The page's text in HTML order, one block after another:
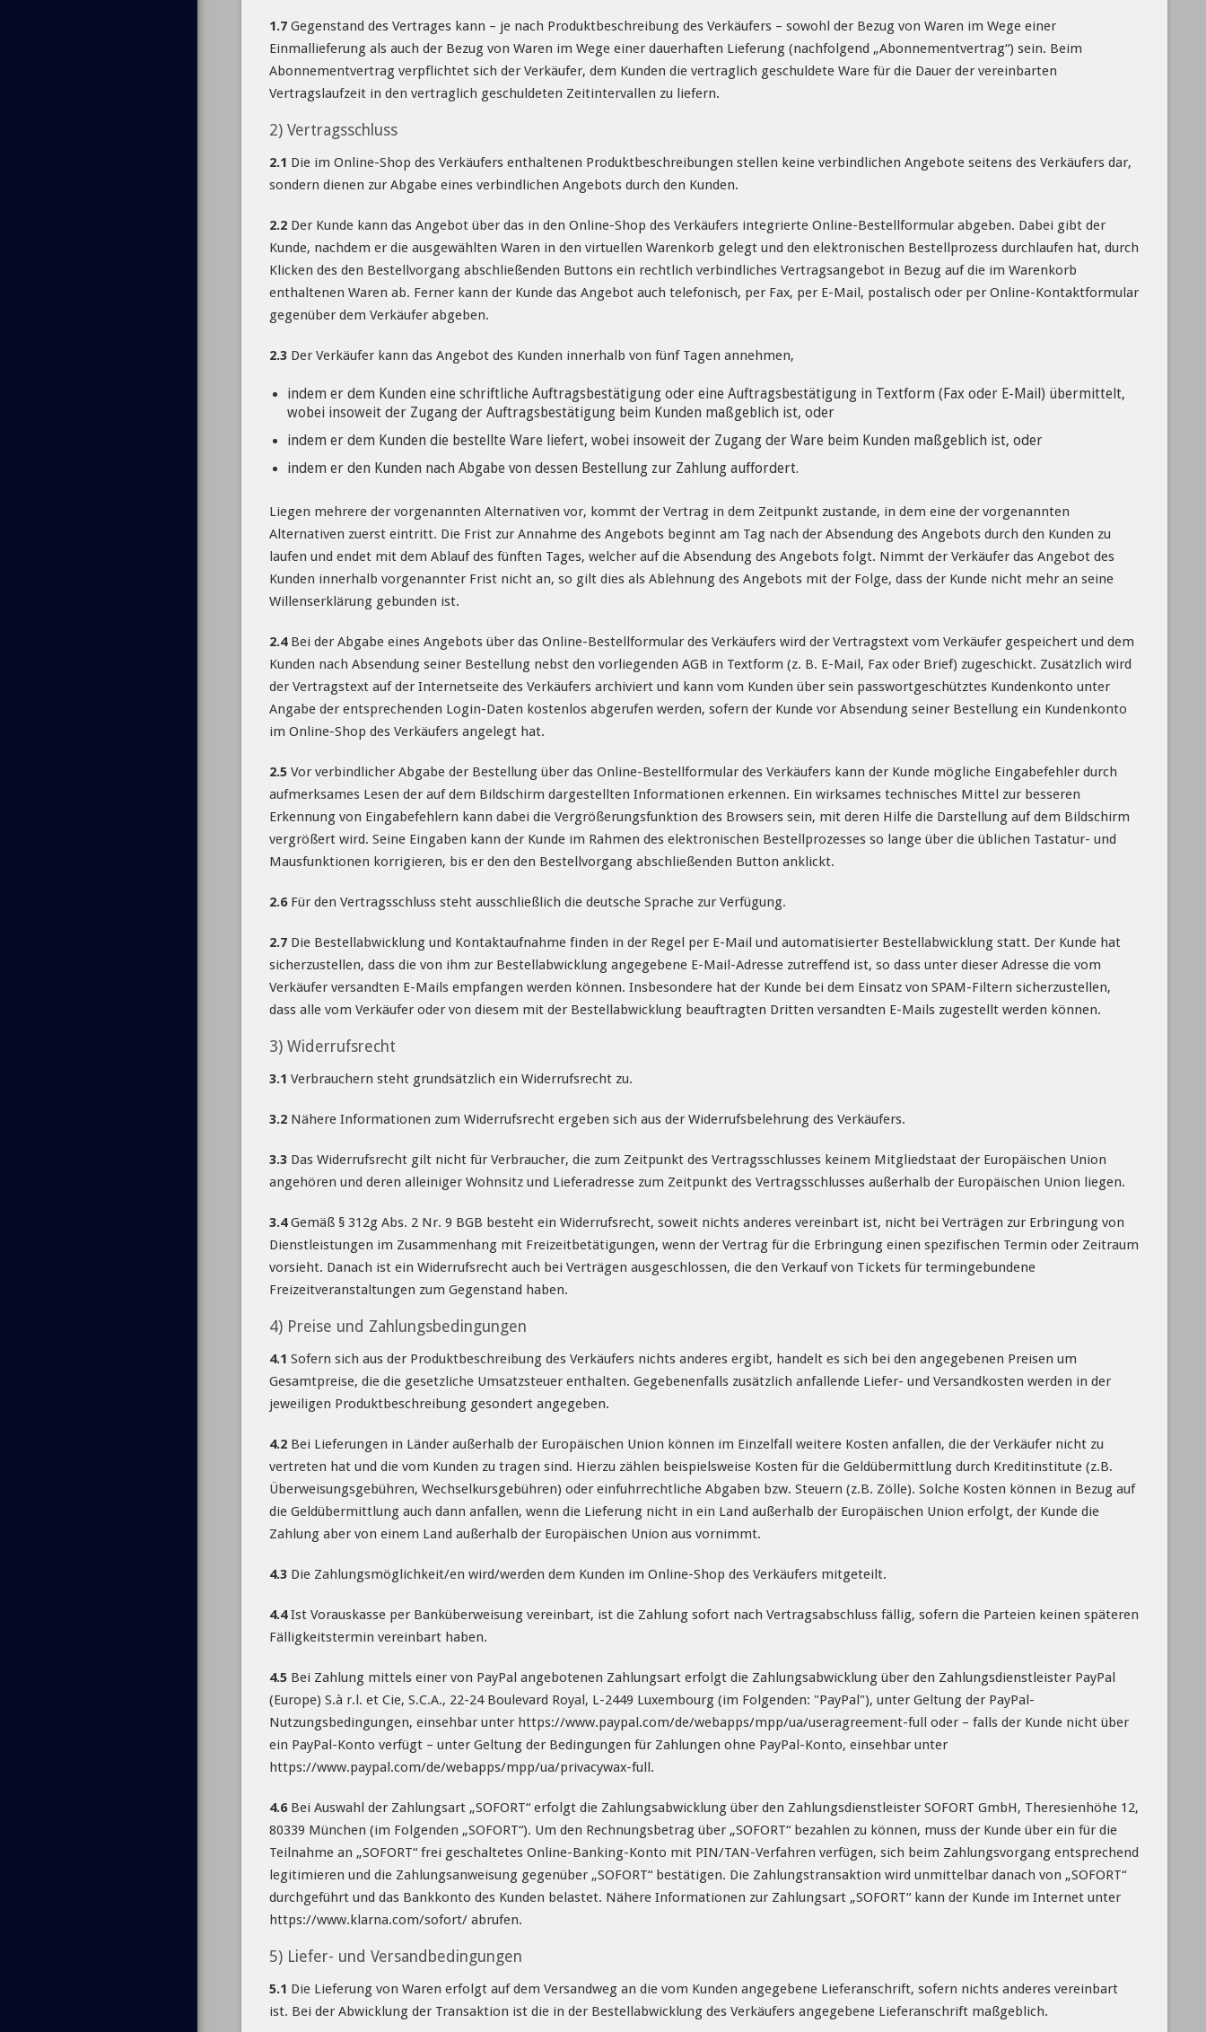
1.7Gegenstand des Vertrages kann – je nach Produktbeschreibung des Verkäufers – sowohl der Bezug von Waren im Wege einer
Einmallieferung als auch der Bezug von Waren im Wege einer dauerhaften Lieferung (nachfolgend „Abonnementvertrag“) sein. Beim
Abonnementvertrag verpflichtet sich der Verkäufer, dem Kunden die vertraglich geschuldete Ware für die Dauer der vereinbarten
Vertragslaufzeit in den vertraglich geschuldeten Zeitintervallen zu liefern.
2) Vertragsschluss
2.1 Die im Online-Shop des Verkäufers enthaltenen Produktbeschreibungen stellen keine verbindlichen Angebote seitens des Verkäufers dar,
sondern dienen zur Abgabe eines verbindlichen Angebots durch den Kunden.
2.2Der Kunde kann das Angebot über das in den Online-Shop des Verkäufers integrierte Online-Bestellformular abgeben. Dabei gibt der
Kunde, nachdem er die ausgewählten Waren in den virtuellen Warenkorb gelegt und den elektronischen Bestellprozess durchlaufen hat, durch
Klicken des den Bestellvorgang abschließenden Buttons ein rechtlich verbindliches Vertragsangebot in Bezug auf die im Warenkorb
enthaltenen Waren ab. Ferner kann der Kunde das Angebot auch telefonisch, per Fax, per E-Mail, postalisch oder per Online-Kontaktformular
gegenüber dem Verkäufer abgeben.
2.3Der Verkäufer kann das Angebot des Kunden innerhalb von fünf Tagen annehmen,
indem er dem Kunden eine schriftliche Auftragsbestätigung oder eine Auftragsbestätigung in Textform (Fax oder E-Mail) übermittelt,
wobei insoweit der Zugang der Auftragsbestätigung beim Kunden maßgeblich ist, oder
indem er dem Kunden die bestellte Ware liefert, wobei insoweit der Zugang der Ware beim Kunden maßgeblich ist, oder
indem er den Kunden nach Abgabe von dessen Bestellung zur Zahlung auffordert.
Liegen mehrere der vorgenannten Alternativen vor, kommt der Vertrag in dem Zeitpunkt zustande, in dem eine der vorgenannten
Alternativen zuerst eintritt. Die Frist zur Annahme des Angebots beginnt am Tag nach der Absendung des Angebots durch den Kunden zu
laufen und endet mit dem Ablauf des fünften Tages, welcher auf die Absendung des Angebots folgt. Nimmt der Verkäufer das Angebot des
Kunden innerhalb vorgenannter Frist nicht an, so gilt dies als Ablehnung des Angebots mit der Folge, dass der Kunde nicht mehr an seine
Willenserklärung gebunden ist.
2.4Bei der Abgabe eines Angebots über das Online-Bestellformular des Verkäufers wird der Vertragstext vom Verkäufer gespeichert und dem
Kunden nach Absendung seiner Bestellung nebst den vorliegenden AGB in Textform (z. B. E-Mail, Fax oder Brief) zugeschickt. Zusätzlich wird
der Vertragstext auf der Internetseite des Verkäufers archiviert und kann vom Kunden über sein passwortgeschütztes Kundenkonto unter
Angabe der entsprechenden Login-Daten kostenlos abgerufen werden, sofern der Kunde vor Absendung seiner Bestellung ein Kundenkonto
im Online-Shop des Verkäufers angelegt hat.
2.5Vor verbindlicher Abgabe der Bestellung über das Online-Bestellformular des Verkäufers kann der Kunde mögliche Eingabefehler durch
aufmerksames Lesen der auf dem Bildschirm dargestellten Informationen erkennen. Ein wirksames technisches Mittel zur besseren
Erkennung von Eingabefehlern kann dabei die Vergrößerungsfunktion des Browsers sein, mit deren Hilfe die Darstellung auf dem Bildschirm
vergrößert wird. Seine Eingaben kann der Kunde im Rahmen des elektronischen Bestellprozesses so lange über die üblichen Tastatur- und
Mausfunktionen korrigieren, bis er den den Bestellvorgang abschließenden Button anklickt.
2.6Für den Vertragsschluss steht ausschließlich die deutsche Sprache zur Verfügung.
2.7Die Bestellabwicklung und Kontaktaufnahme finden in der Regel per E-Mail und automatisierter Bestellabwicklung statt. Der Kunde hat
sicherzustellen, dass die von ihm zur Bestellabwicklung angegebene E-Mail-Adresse zutreffend ist, so dass unter dieser Adresse die vom
Verkäufer versandten E-Mails empfangen werden können. Insbesondere hat der Kunde bei dem Einsatz von SPAM-Filtern sicherzustellen,
dass alle vom Verkäufer oder von diesem mit der Bestellabwicklung beauftragten Dritten versandten E-Mails zugestellt werden können.
3) Widerrufsrecht
3.1 Verbrauchern steht grundsätzlich ein Widerrufsrecht zu.
3.2Nähere Informationen zum Widerrufsrecht ergeben sich aus der Widerrufsbelehrung des Verkäufers.
3.3Das Widerrufsrecht gilt nicht für Verbraucher, die zum Zeitpunkt des Vertragsschlusses keinem Mitgliedstaat der Europäischen Union
angehören und deren alleiniger Wohnsitz und Lieferadresse zum Zeitpunkt des Vertragsschlusses außerhalb der Europäischen Union liegen.
3.4Gemäß § 312g Abs. 2 Nr. 9 BGB besteht ein Widerrufsrecht, soweit nichts anderes vereinbart ist, nicht bei Verträgen zur Erbringung von
Dienstleistungen im Zusammenhang mit Freizeitbetätigungen, wenn der Vertrag für die Erbringung einen spezifischen Termin oder Zeitraum
vorsieht. Danach ist ein Widerrufsrecht auch bei Verträgen ausgeschlossen, die den Verkauf von Tickets für termingebundene
Freizeitveranstaltungen zum Gegenstand haben.
4) Preise und Zahlungsbedingungen
4.1 Sofern sich aus der Produktbeschreibung des Verkäufers nichts anderes ergibt, handelt es sich bei den angegebenen Preisen um
Gesamtpreise, die die gesetzliche Umsatzsteuer enthalten. Gegebenenfalls zusätzlich anfallende Liefer- und Versandkosten werden in der
jeweiligen Produktbeschreibung gesondert angegeben.
4.2Bei Lieferungen in Länder außerhalb der Europäischen Union können im Einzelfall weitere Kosten anfallen, die der Verkäufer nicht zu
vertreten hat und die vom Kunden zu tragen sind. Hierzu zählen beispielsweise Kosten für die Geldübermittlung durch Kreditinstitute (z.B.
Überweisungsgebühren, Wechselkursgebühren) oder einfuhrrechtliche Abgaben bzw. Steuern (z.B. Zölle). Solche Kosten können in Bezug auf
die Geldübermittlung auch dann anfallen, wenn die Lieferung nicht in ein Land außerhalb der Europäischen Union erfolgt, der Kunde die
Zahlung aber von einem Land außerhalb der Europäischen Union aus vornimmt.
4.3Die Zahlungsmöglichkeit/en wird/werden dem Kunden im Online-Shop des Verkäufers mitgeteilt.
4.4Ist Vorauskasse per Banküberweisung vereinbart, ist die Zahlung sofort nach Vertragsabschluss fällig, sofern die Parteien keinen späteren
Fälligkeitstermin vereinbart haben.
4.5Bei Zahlung mittels einer von PayPal angebotenen Zahlungsart erfolgt die Zahlungsabwicklung über den Zahlungsdienstleister PayPal
(Europe) S.à r.l. et Cie, S.C.A., 22-24 Boulevard Royal, L-2449 Luxembourg (im Folgenden: "PayPal"), unter Geltung der PayPal-
Nutzungsbedingungen, einsehbar unter https://www.paypal.com/de/webapps/mpp/ua/useragreement-full oder – falls der Kunde nicht über
ein PayPal-Konto verfügt – unter Geltung der Bedingungen für Zahlungen ohne PayPal-Konto, einsehbar unter
https://www.paypal.com/de/webapps/mpp/ua/privacywax-full.
4.6Bei Auswahl der Zahlungsart „SOFORT“ erfolgt die Zahlungsabwicklung über den Zahlungsdienstleister SOFORT GmbH, Theresienhöhe 12,
80339 München (im Folgenden „SOFORT“). Um den Rechnungsbetrag über „SOFORT“ bezahlen zu können, muss der Kunde über ein für die
Teilnahme an „SOFORT“ frei geschaltetes Online-Banking-Konto mit PIN/TAN-Verfahren verfügen, sich beim Zahlungsvorgang entsprechend
legitimieren und die Zahlungsanweisung gegenüber „SOFORT“ bestätigen. Die Zahlungstransaktion wird unmittelbar danach von „SOFORT“
durchgeführt und das Bankkonto des Kunden belastet. Nähere Informationen zur Zahlungsart „SOFORT“ kann der Kunde im Internet unter
https://www.klarna.com/sofort/ abrufen.
5) Liefer- und Versandbedingungen
5.1 Die Lieferung von Waren erfolgt auf dem Versandweg an die vom Kunden angegebene Lieferanschrift, sofern nichts anderes vereinbart
ist. Bei der Abwicklung der Transaktion ist die in der Bestellabwicklung des Verkäufers angegebene Lieferanschrift maßgeblich.